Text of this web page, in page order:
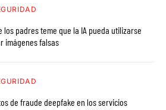
los padres teme que la IA pueda utilizarse
imágenes falsas
de fraude deepfake en los servicios